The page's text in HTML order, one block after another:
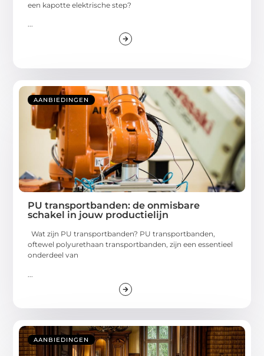
een kapotte elektrische step?
...
AANBIEDINGEN
PU transportbanden: de onmisbare
schakel in jouw productielijn
Wat zijn PU transportbanden? PU transportbanden,
oftewel polyurethaan transportbanden, zijn een essentieel
onderdeel van
AANBIEDINGEN